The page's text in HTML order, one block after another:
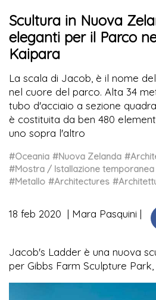
Scultura in Nuova
eleganti per il Parco
Kaipara
La scala di Jacob, è il nome
nel cuore del parco. Alta 34
tubo d'acciaio a sezione
è costituita da ben 480
uno sopra l'altro
#Oceania #Nuova Zelanda
#Mostra / Istallazione temporanea
#Metallo #Architectures
18 feb 2020 Mara Pasquini
Jacob's Ladder è una nuova
per Gibbs Farm Sculpture